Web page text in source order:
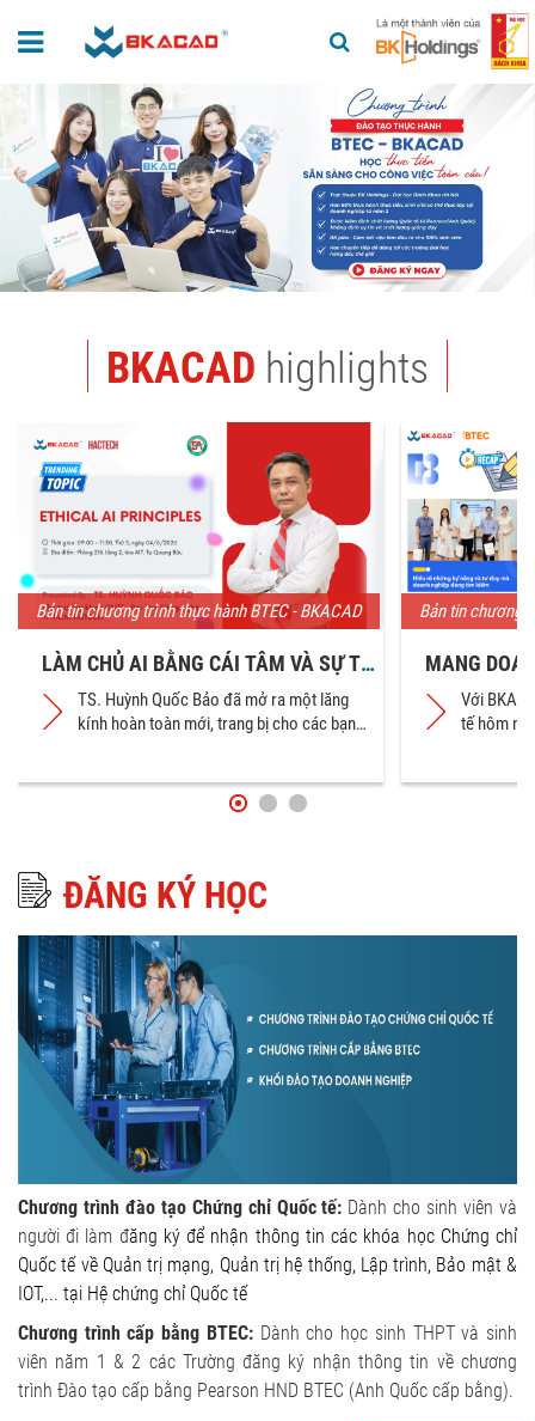
BKACAD highlights
Bản tin chương trình thực hành BTEC - BKACAD
LÀM CHỦ AI BẰNG CÁI TÂM VÀ SỰ TỬ
TẾ – NHÌN LẠI BUỔI CHUYÊN ĐỀ ĐẮT
GIÁ CỦA SINH VIÊN BTEC - BKACAD
TS. Huỳnh Quốc Bảo đã mở ra một lăng
kính hoàn toàn mới, trang bị cho các bạn
Bản tin chương
MANG
SINH VIÊN
NGHIỆM
Với
tế hôm
ĐĂNG KÝ HỌC
Chương trình đào tạo Chứng chỉ Quốc tế: Dành cho sinh viên và
người đi làm đăng ký để nhận thông tin các khóa học Chứng chỉ
Quốc tế về Quản trị mạng, Quản trị hệ thống, Lập trình, Bảo mật &
IOT,... tại Hệ chứng chỉ Quốc tế
Chương trình cấp bằng BTEC: Dành cho học sinh THPT và sinh
viên năm 1 & 2 các Trường đăng ký nhận thông tin về chương
trình Đào tạo cấp bằng Pearson HND BTEC (Anh Quốc cấp bằng).